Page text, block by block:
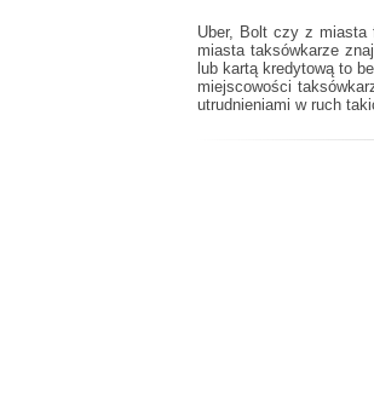
Uber, Bolt czy z miasta
miasta taksówkarze
lub kartą kredytową to
miejscowości
utrudnieniami w ruch